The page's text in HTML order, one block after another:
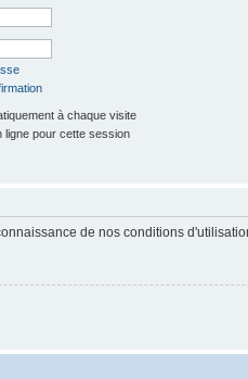
à chaque visite
ligne pour cette session
de nos conditions